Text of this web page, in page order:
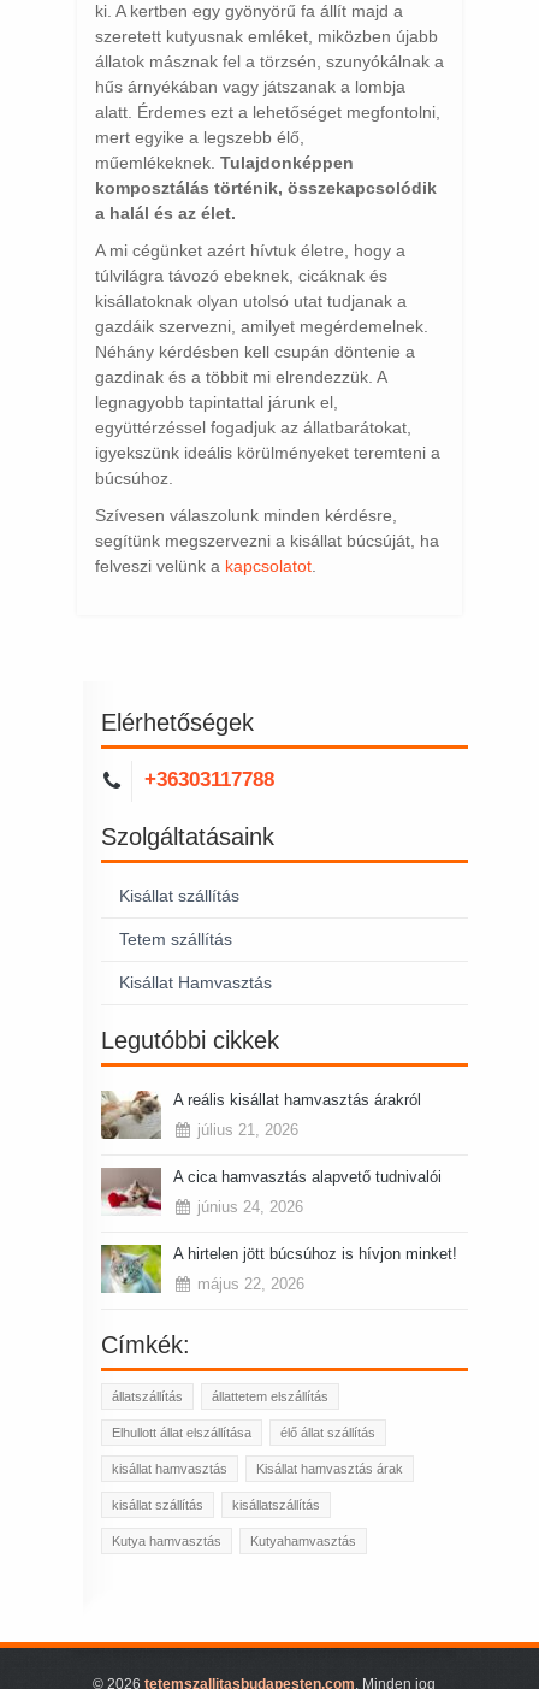
ki. A kertben egy gyönyörű fa állít majd a
szeretett kutyusnak emléket, miközben újabb
állatok másznak fel a törzsén, szunyókálnak a
hűs árnyékában vagy játszanak a lombja
alatt. Érdemes ezt a lehetőséget megfontolni,
mert egyike a legszebb élő,
műemlékeknek. Tulajdonképpen
komposztálás történik, összekapcsolódik
a halál és az élet.
A mi cégünket azért hívtuk életre, hogy a
túlvilágra távozó ebeknek, cicáknak és
kisállatoknak olyan utolsó utat tudjanak a
gazdáik szervezni, amilyet megérdemelnek.
Néhány kérdésben kell csupán döntenie a
gazdinak és a többit mi elrendezzük. A
legnagyobb tapintattal járunk el,
együttérzéssel fogadjuk az állatbarátokat,
igyekszünk ideális körülményeket teremteni a
búcsúhoz.
Szívesen válaszolunk minden kérdésre,
segítünk megszervezni a kisállat búcsúját, ha
felveszi velünk a kapcsolatot.
Elérhetőségek
+36303117788
Szolgáltatásaink
Kisállat szállítás
Tetem szállítás
Kisállat Hamvasztás
Legutóbbi cikkek
A reális kisállat hamvasztás árakról
július 21, 2026
A cica hamvasztás alapvető tudnivalói
június 24, 2026
A hirtelen jött búcsúhoz is hívjon minket!
május 22, 2026
Címkék:
állatszállítás állattetem elszállítás
Elhullott állat elszállítása élő állat szállítás
kisállat hamvasztás Kisállat hamvasztás árak
kisállat szállítás kisállatszállítás
Kutya hamvasztás Kutyahamvasztás
© 2026 tetemszallitasbudapesten.com. Minden jog